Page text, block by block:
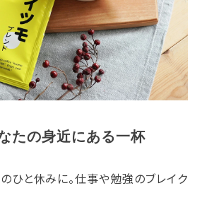
たの身近にある一杯
ひと休みに。仕事や勉強のブレイク